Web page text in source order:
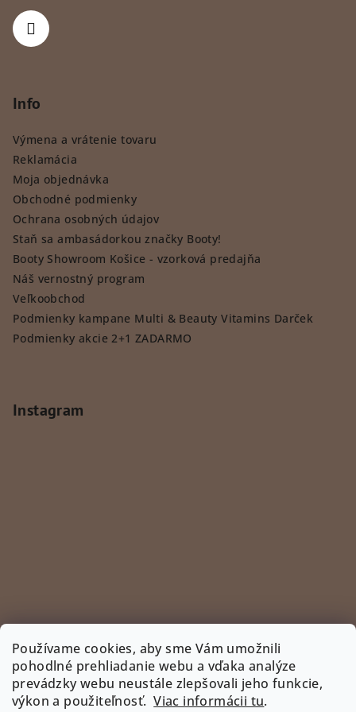
Používame cookies, aby sme Vám umožnili
pohodlné prehliadanie webu a vďaka analýze
prevádzky webu neustále zlepšovali jeho funkcie,
výkon a použiteľnosť.Viac informácii tu.
Info
Výmena a vrátenie tovaru
Reklamácia
Moja objednávka
Obchodné podmienky
Ochrana osobných údajov
Staň sa ambasádorkou značky Booty!
Booty Showroom Košice - vzorková predajňa
Náš vernostný program
Veľkoobchod
Podmienky kampane Multi & Beauty Vitamins Darček
Podmienky akcie 2+1 ZADARMO
Instagram
Sledovať na Instagrame